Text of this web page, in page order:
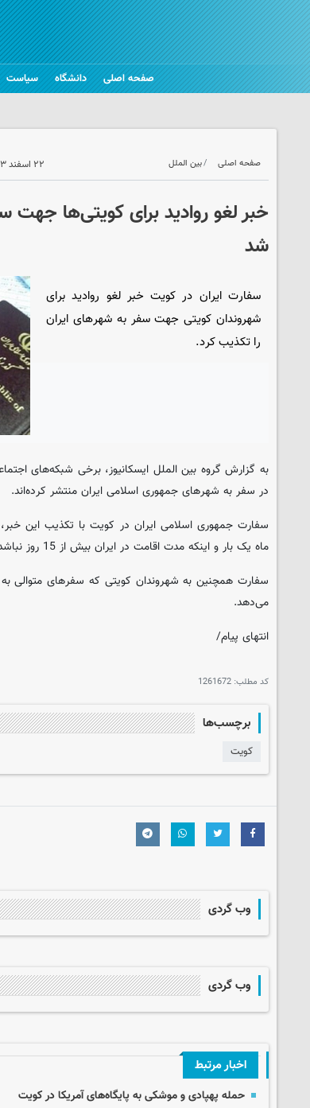
صفحه اصلی دانشگاه سیاست
صفحه اصلی بین الملل ۲۲ اسفند ۱۴۰۳ - ۱۵:۴۰
خبر لغو روادید برای کویتی‌ها جهت
شد
سفارت ایران در کویت خبر لغو روادید برای
شهروندان کویتی جهت سفر به شهرهای ایران
را تکذیب کرد.
به گزارش گروه بین الملل ایسکانیوز، برخی شبکه‌های
در سفر به شهرهای جمهوری اسلامی ایران منتشر کرده‌اند.
ماه یک بار و اینکه مدت اقامت در ایران بیش از 15 روز نباشد، ادامه دارد.
سفارت همچنین به شهروندان کویتی که سفرهای متوالی به
می‌دهد.
انتهای پیام/
کد مطلب: 1261672
برچسب‌ها
کویت
وب گردی
وب گردی
اخبار مرتبط
حمله پهپادی و موشکی به پایگاه‌های آمریکا در کویت